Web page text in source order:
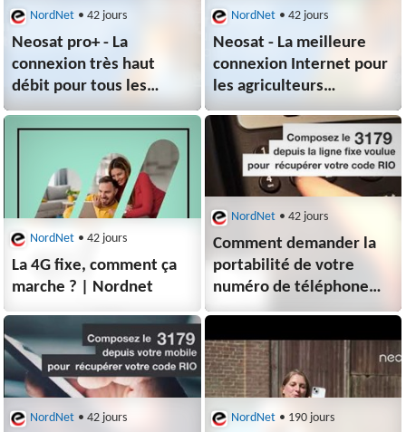
NordNet • 42 jours
Neosat pro+ - La
connexion très haut
débit pour tous les
professionnels - Nordnet
NordNet • 42 jours
Neosat - La meilleure
connexion Internet pour
les agriculteurs
- Nordnet
NordNet • 42 jours
La 4G fixe, comment ça
marche ? | Nordnet
NordNet • 42 jours
Comment demander la
portabilité de votre
numéro de téléphone
fixe ?
NordNet • 42 jours NordNet • 190 jours